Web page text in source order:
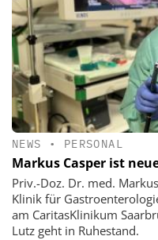
NEWS • PERSONAL
Markus Casper ist
Priv.-Doz. Dr. med.
Klinik für
am CaritasKlinikum
Lutz geht in Ruhestand.